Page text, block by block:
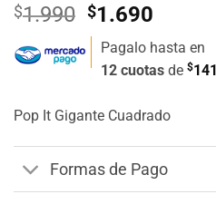
$1.990 El
precio
original
era:
$1.690
actual
es:
Pagalo hasta en
12 cuotas de $141
Pop It Gigante Cuadrado
Formas de Pago